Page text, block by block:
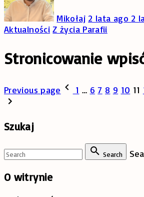
Mikołaj 2 lata ago 2
Aktualności Z życia Parafii
Stronicowanie
Previous page 1 … 6 7 8 9 10 11
Szukaj
Search
O witrynie